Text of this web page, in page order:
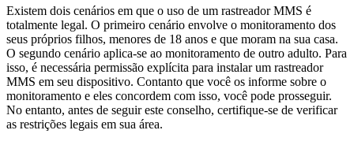
Existem dois cenários em que o uso de um rastreador MMS é
totalmente legal. O primeiro cenário envolve o monitoramento dos
seus próprios filhos, menores de 18 anos e que moram na sua casa.
O segundo cenário aplica-se ao monitoramento de outro adulto. Para
isso, é necessária permissão explícita para instalar um rastreador
MMS em seu dispositivo. Contanto que você os informe sobre o
monitoramento e eles concordem com isso, você pode prosseguir.
No entanto, antes de seguir este conselho, certifique-se de verificar
as restrições legais em sua área.